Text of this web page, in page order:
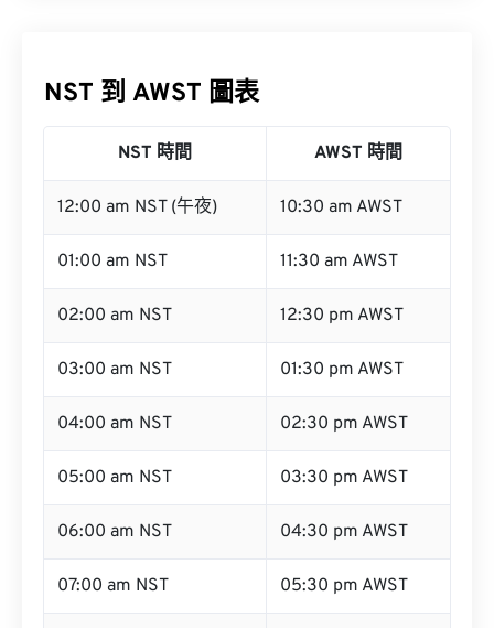
NST 到 AWST 圖表
NST 時間 AWST 時間
12:00 am NST (午夜) 10:30 am AWST
01:00 am NST 11:30 am AWST
02:00 am NST 12:30 pm AWST
03:00 am NST 01:30 pm AWST
04:00 am NST 02:30 pm AWST
05:00 am NST 03:30 pm AWST
06:00 am NST 04:30 pm AWST
07:00 am NST 05:30 pm AWST